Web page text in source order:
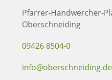
Pfarrer-Handwercher-
Oberschneiding
09426 8504-0
info@oberschneiding.de